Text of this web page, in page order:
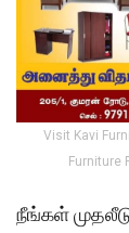
Visit Kavi
Furniture
நீங்கள்